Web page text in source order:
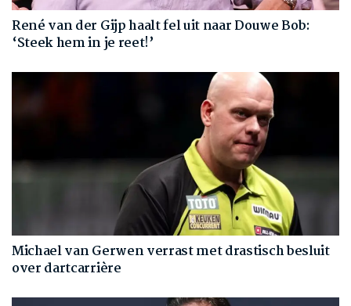
René van der Gijp haalt fel uit naar Douwe Bob:
‘Steek hem in je reet!’
Michael van Gerwen verrast met drastisch besluit
over dartcarrière